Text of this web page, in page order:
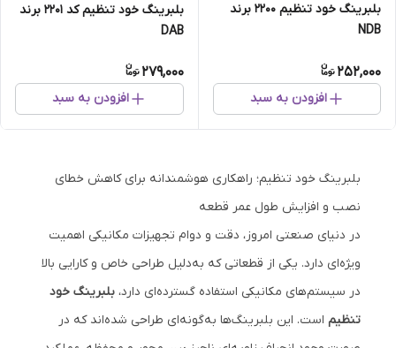
بلبرینگ خود تنظیم 2200 برند
NDB
252,000
افزودن به سبد
بلبرینگ خود تنظیم کد 2201 برند
DAB
279,000
افزودن به سبد
بلبرینگ خود تنظیم؛ راهکاری هوشمندانه برای کاهش خطای
نصب و افزایش طول عمر قطعه
در دنیای صنعتی امروز، دقت و دوام تجهیزات مکانیکی اهمیت
ویژه‌ای دارد. یکی از قطعاتی که به‌دلیل طراحی خاص و کارایی بالا
در سیستم‌های مکانیکی استفاده گسترده‌ای دارد، بلبرینگ خود
تنظیم است. این بلبرینگ‌ها به‌گونه‌ای طراحی شده‌اند که در